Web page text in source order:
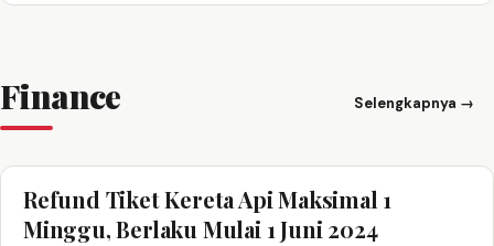
Finance Selengkapnya →
Refund Tiket Kereta Api Maksimal 1
Minggu, Berlaku Mulai 1 Juni 2024